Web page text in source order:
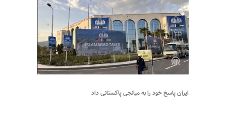
ایران پاسخ خود را به میانجی پاکستانی داد